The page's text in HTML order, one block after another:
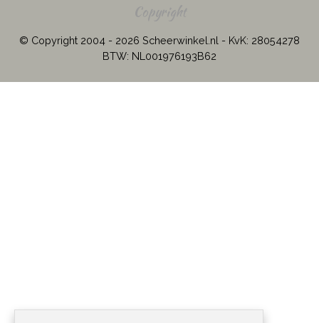
© Copyright 2004 - 2026 Scheerwinkel.nl - KvK: 28054278
BTW: NL001976193B62